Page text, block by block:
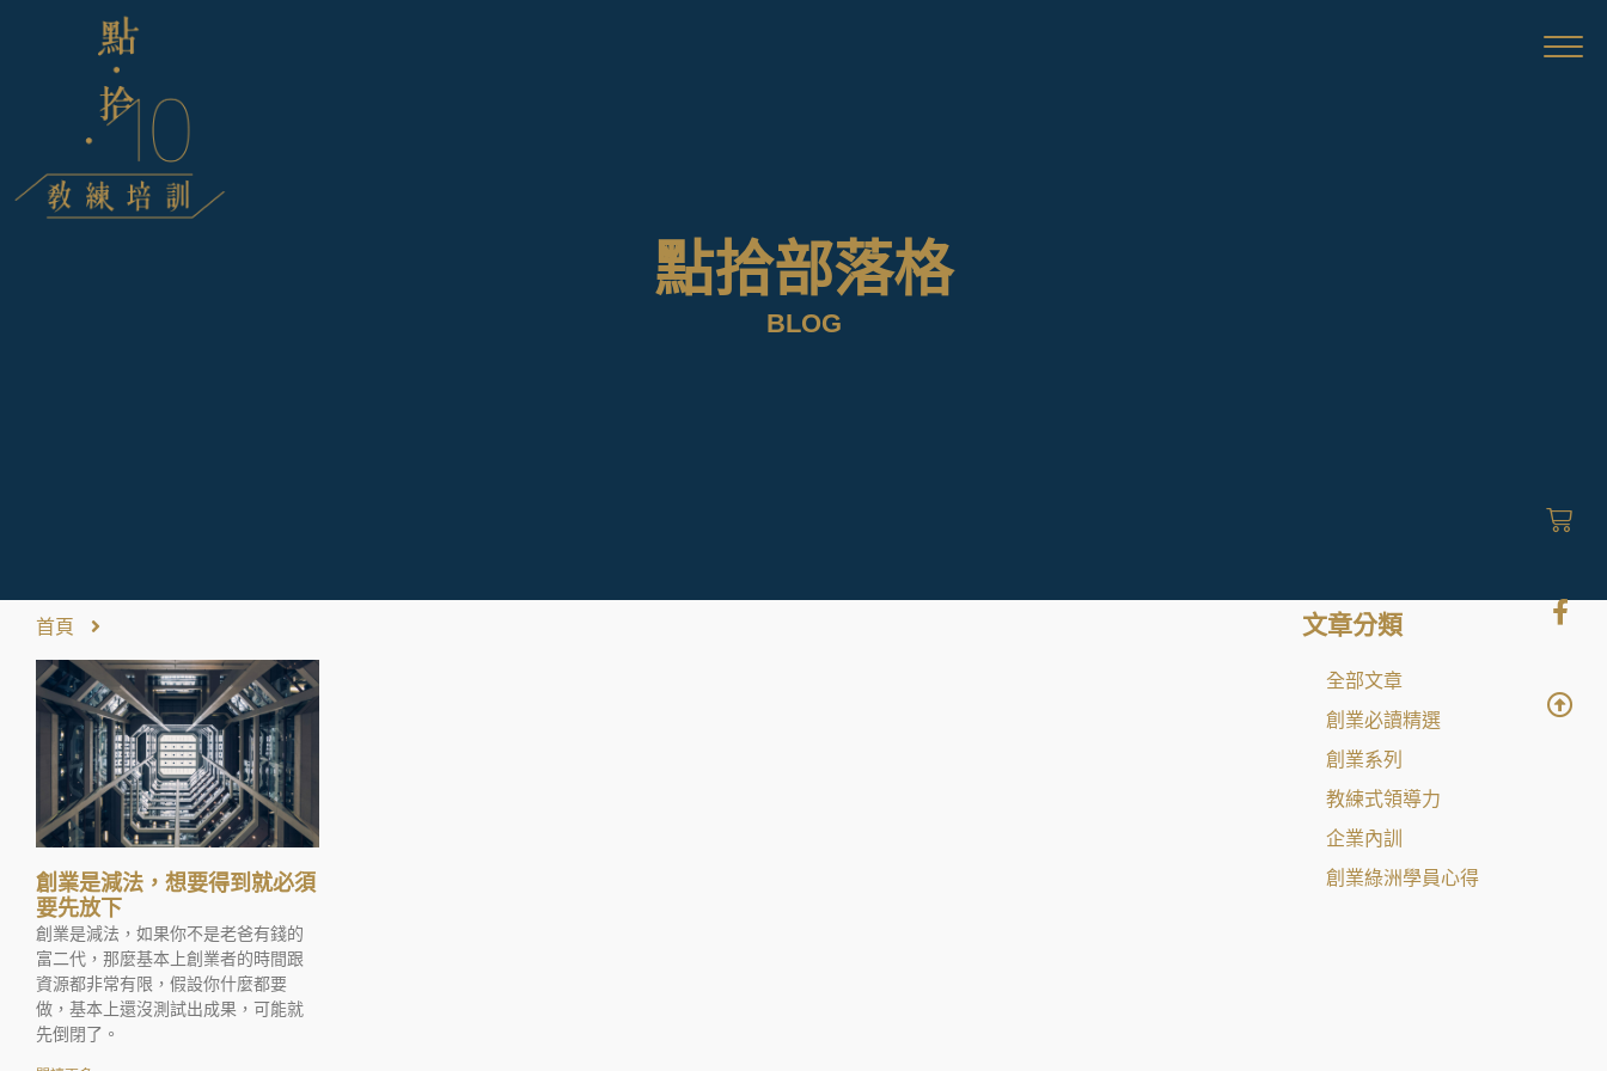
點拾部落格
BLOG
首頁
創業是減法，想要得到就必須
要先放下
創業是減法，如果你不是老爸有錢的
富二代，那麼基本上創業者的時間跟
資源都非常有限，假設你什麼都要
做，基本上還沒測試出成果，可能就
先倒閉了。
文章分類
全部文章
創業必讀精選
創業系列
教練式領導力
企業內訓
創業綠洲學員心得